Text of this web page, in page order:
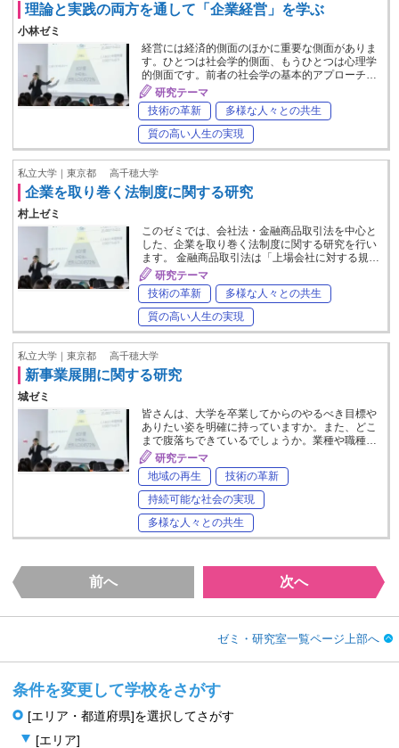
理論と実践の両方を通して「企業経営」を学ぶ
小林ゼミ
経営には経済的側面のほかに重要な側面がありま
す。ひとつは社会学的側面、もうひとつは心理学
的側面です。前者の社会学の基本的アプローチ…
研究テーマ
技術の革新
多様な人々との共生
質の高い人生の実現
私立大学｜東京都 高千穂大学
企業を取り巻く法制度に関する研究
村上ゼミ
このゼミでは、会社法・金融商品取引法を中心と
した、企業を取り巻く法制度に関する研究を行い
ます。 金融商品取引法は「上場会社に対する規…
研究テーマ
技術の革新
多様な人々との共生
質の高い人生の実現
私立大学｜東京都 高千穂大学
新事業展開に関する研究
城ゼミ
皆さんは、大学を卒業してからのやるべき目標や
ありたい姿を明確に持っていますか。また、どこ
まで腹落ちできているでしょうか。業種や職種…
研究テーマ
地域の再生
技術の革新
持続可能な社会の実現
多様な人々との共生
前へ 次へ
ゼミ・研究室一覧ページ上部へ
条件を変更して学校をさがす
[エリア・都道府県]を選択してさがす
[エリア]